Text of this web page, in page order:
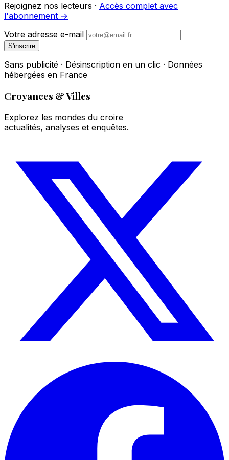
Rejoignez nos lecteurs · Accès complet avec
l'abonnement →
Votre adresse e-mail
S'inscrire
Sans publicité · Désinscription en un clic · Données
hébergées en France
Croyances & Villes
Explorez les mondes du croire
actualités, analyses et enquêtes.